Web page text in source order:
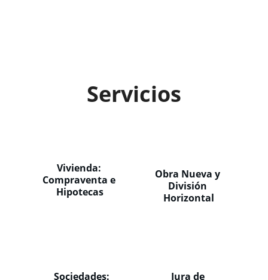
Servicios
Vivienda:
Compraventa e
Hipotecas
Obra Nueva y
División
Horizontal
Sociedades: Jura de